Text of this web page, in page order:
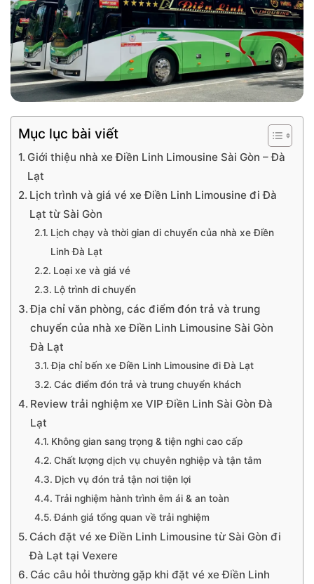
Mục lục bài viết
Giới thiệu nhà xe Điền Linh Limousine Sài Gòn – Đà
Lạt
Lịch trình và giá vé xe Điền Linh Limousine đi Đà
Lạt từ Sài Gòn
Lịch chạy và thời gian di chuyển của nhà xe Điền
Linh Đà Lạt
Loại xe và giá vé
Lộ trình di chuyển
Địa chỉ văn phòng, các điểm đón trả và trung
chuyển của nhà xe Điền Linh Limousine Sài Gòn
Đà Lạt
Địa chỉ bến xe Điền Linh Limousine đi Đà Lạt
Các điểm đón trả và trung chuyển khách
Review trải nghiệm xe VIP Điền Linh Sài Gòn Đà
Lạt
Không gian sang trọng & tiện nghi cao cấp
Chất lượng dịch vụ chuyên nghiệp và tận tâm
Dịch vụ đón trả tận nơi tiện lợi
Trải nghiệm hành trình êm ái & an toàn
Đánh giá tổng quan về trải nghiệm
Cách đặt vé xe Điền Linh Limousine từ Sài Gòn đi
Đà Lạt tại Vexere
Các câu hỏi thường gặp khi đặt vé xe Điền Linh